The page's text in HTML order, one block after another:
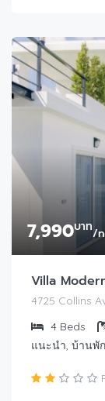
7,990บาท/
Villa
4725 Collins
4 Beds
แนะนำ, บ้านพั